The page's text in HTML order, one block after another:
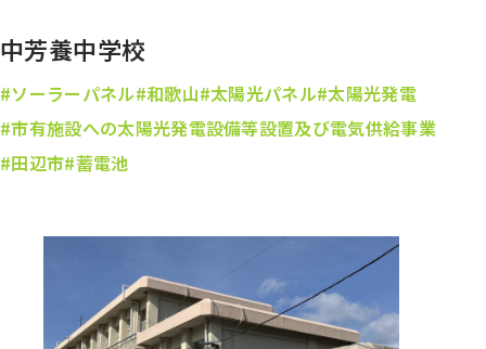
中芳養中学校
#ソーラーパネル#和歌山#太陽光パネル#太陽光発電
#市有施設への太陽光発電設備等設置及び電気供給事業
#田辺市#蓄電池